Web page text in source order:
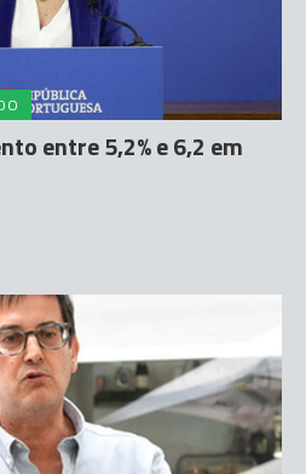
entre 5,2% e 6,2 em